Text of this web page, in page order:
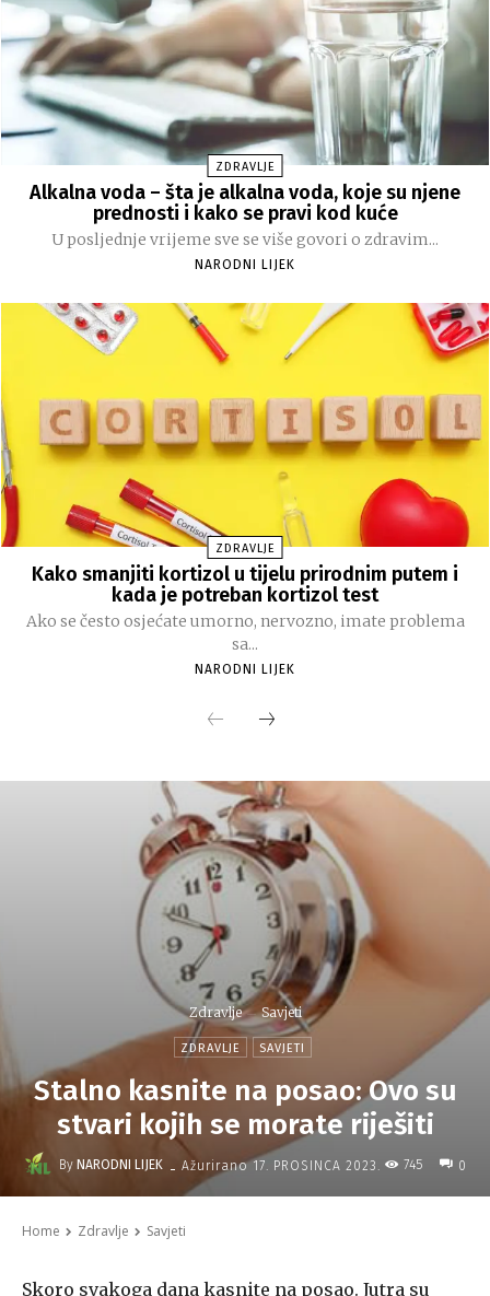
ZDRAVLJE
Alkalna voda – šta je alkalna voda, koje su njene
prednosti i kako se pravi kod kuće
U posljednje vrijeme sve se više govori o zdravim...
NARODNI LIJEK
ZDRAVLJE
Kako smanjiti kortizol u tijelu prirodnim putem i
kada je potreban kortizol test
Ako se često osjećate umorno, nervozno, imate problema
sa...
NARODNI LIJEK